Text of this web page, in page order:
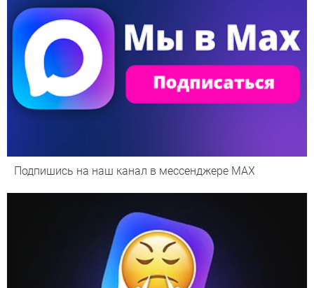
Подпишись на наш канал в мессенджере МАХ